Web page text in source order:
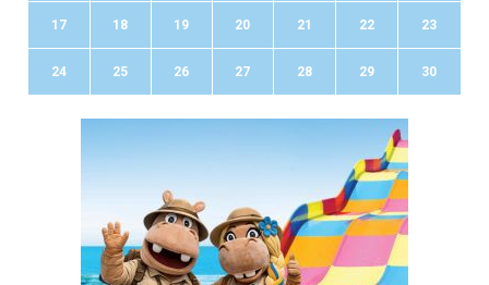
17 18 19 20 21 22 23
24 25 26 27 28 29 30